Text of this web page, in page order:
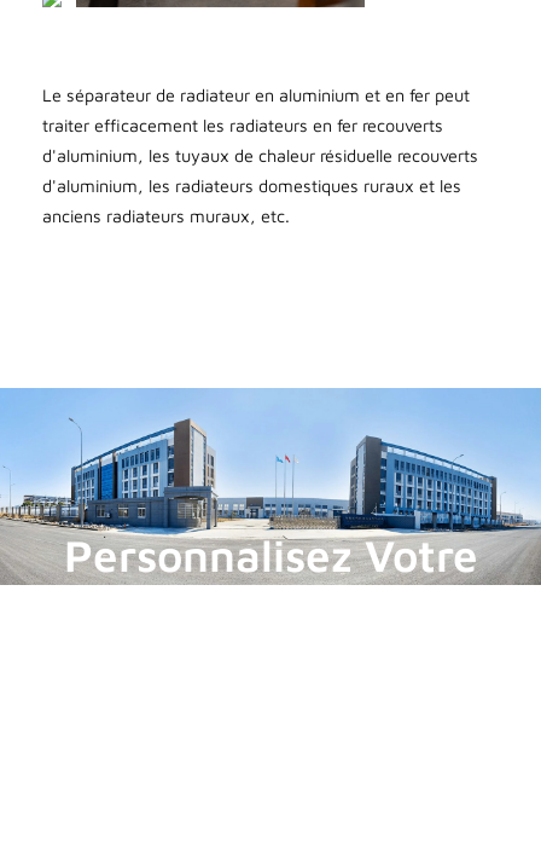
Le séparateur de radiateur en aluminium et en fer peut
traiter efficacement les radiateurs en fer recouverts
d'aluminium, les tuyaux de chaleur résiduelle recouverts
d'aluminium, les radiateurs domestiques ruraux et les
anciens radiateurs muraux, etc.
Personnalisez Votre
Séparateur De